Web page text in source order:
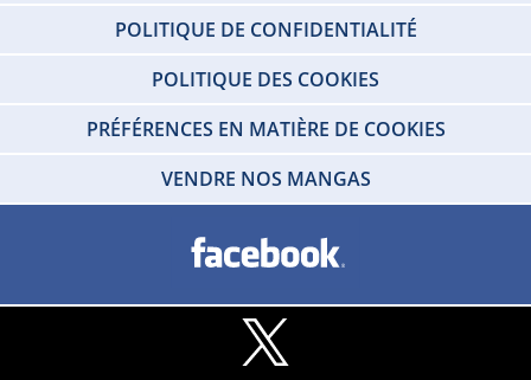
POLITIQUE DE CONFIDENTIALITÉ
POLITIQUE DES COOKIES
PRÉFÉRENCES EN MATIÈRE DE COOKIES
VENDRE NOS MANGAS